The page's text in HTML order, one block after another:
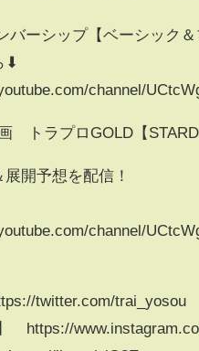
バーシップ【ベーシック
⬇
channel/
トラプロGOLD【
開予想を配信！
channel/
twitter.com/trai_yosou
】 https://